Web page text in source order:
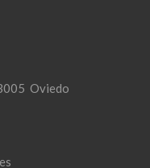
Oviedo